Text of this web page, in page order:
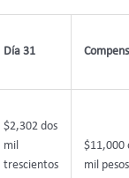
Día 31
$2,302 dos
mil
trescientos
$11,000
mil